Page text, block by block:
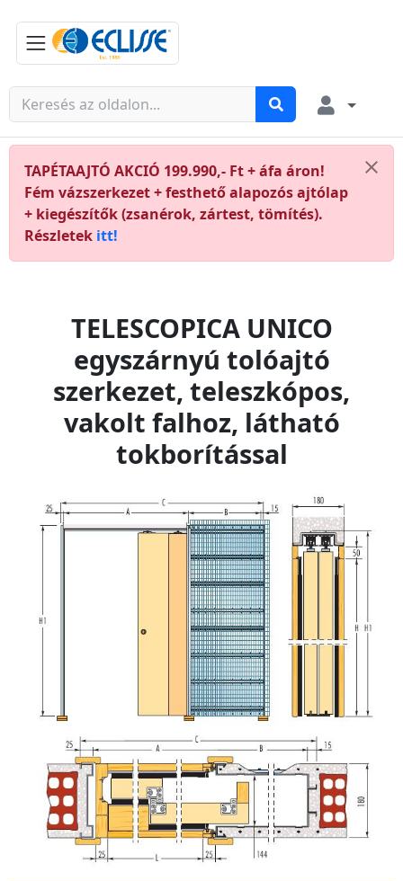
TAPÉTAAJTÓ AKCIÓ 199.990,- Ft + áfa áron!
Fém vázszerkezet + festhető alapozós ajtólap
+ kiegészítők (zsanérok, zártest, tömítés).
Részletek itt!
TELESCOPICA UNICO
egyszárnyú tolóajtó
szerkezet, teleszkópos,
vakolt falhoz, látható
tokborítással